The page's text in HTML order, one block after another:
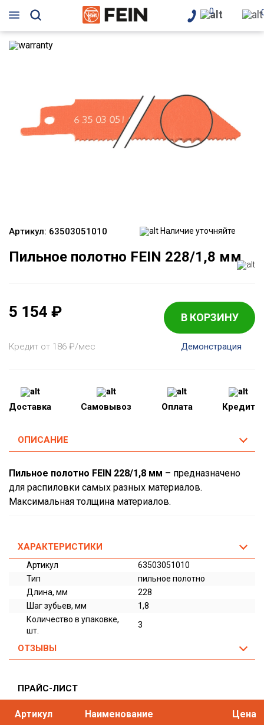
0
Артикул: 63503051010 Наличие уточняйте
Пильное полотно FEIN 228/1,8 мм
5 154 ₽ В КОРЗИНУ
Кредит от 186 ₽/мес Демонстрация
Доставка Самовывоз Оплата Кредит
ОПИСАНИЕ
Пильное полотно FEIN 228/1,8 мм – предназначено
для распиловки самых разных материалов.
Максимальная толщина материалов.
ХАРАКТЕРИСТИКИ
Артикул
63503051010
Тип
пильное полотно
Длина, мм
228
Шаг зубьев, мм
1,8
Количество в упаковке,
шт.
3
ОТЗЫВЫ
ПРАЙС-ЛИСТ
Артикул Наименование Цена